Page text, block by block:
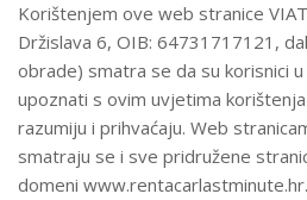
Korištenjem ove web stranice
Držislava 6, OIB: 64731717121,
obrade) smatra se da su korisnici
upoznati s ovim uvjetima
razumiju i prihvaćaju. Web
smatraju se i sve pridružene
domeni www.rentacarlastminute.hr.